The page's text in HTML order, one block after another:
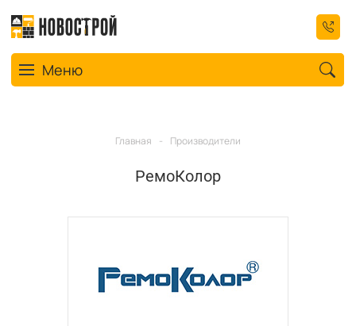
Toggle navigation
Меню
Главная - Производители
РемоКолор